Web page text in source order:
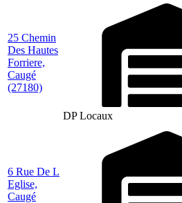
25 Chemin
Des Hautes
Forriere,
Caugé
(27180)
DP Locaux
6 Rue De L
Eglise,
Caugé